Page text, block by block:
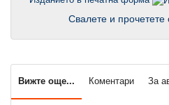
Свалете и прочетете
Вижте още... Коментари За